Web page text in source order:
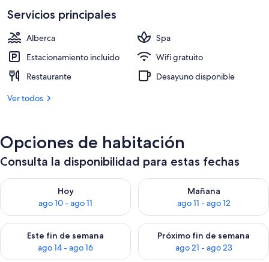
Servicio de la propiedad
Servicios principales
Alberca
Spa
Estacionamiento incluido
Wifi gratuito
Restaurante
Desayuno disponible
Ver todos
Opciones de habitación
Consulta la disponibilidad para estas fechas
Hoy
ago 10 - ago 11
Consulta la disponibilidad para hoy ago 10 - ago 11
Mañana
ago 11 - ago 12
Consulta la disponibilidad
Este fin de semana
ago 14 - ago 16
Consulta la disponibilidad para este fin de semana ago 14 -
Próximo fin de semana
ago 21 - ago 23
Consulta la disponibilidad